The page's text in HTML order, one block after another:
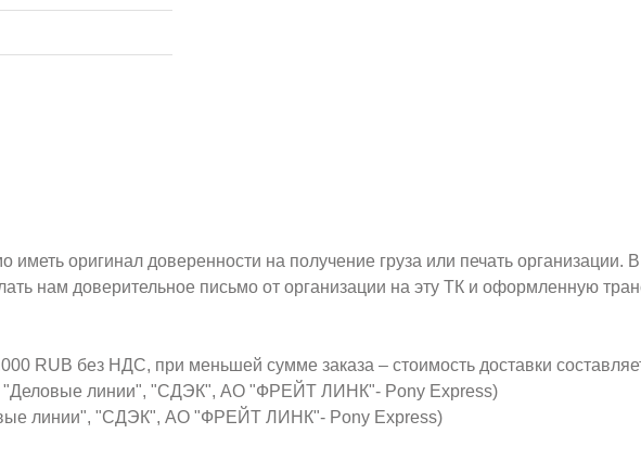
оригинал доверенности на получение груза или печать организации.
нам доверительное письмо от организации на эту ТК и оформленную
RUB без НДС, при меньшей сумме заказа – стоимость доставки
"Деловые линии", "СДЭК", АО "ФРЕЙТ ЛИНК"- Pony Express)
линии", "СДЭК", АО "ФРЕЙТ ЛИНК"- Pony Express)